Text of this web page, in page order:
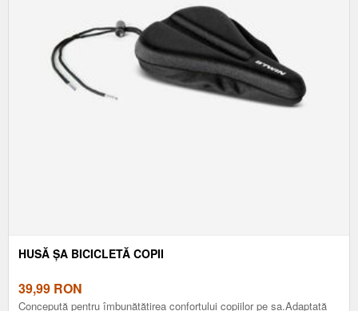
HUSĂ ŞA BICICLETĂ COPII
39,99 RON
Concepută pentru îmbunătăţirea confortului copiilor pe şa.Adaptată